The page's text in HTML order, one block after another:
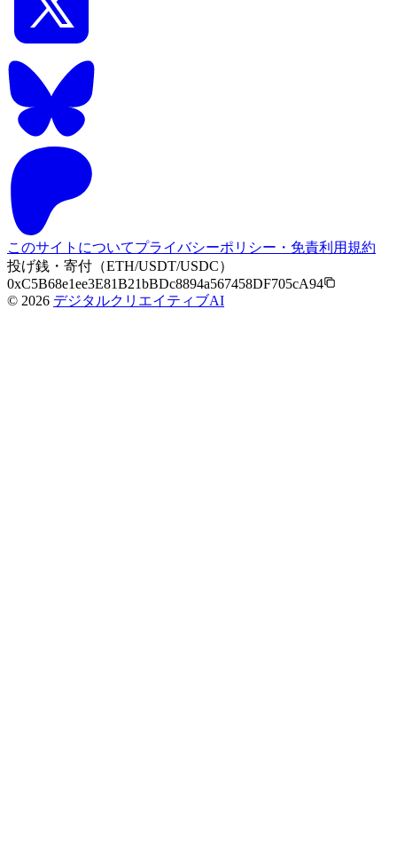
このサイトについてプライバシーポリシー・免責利用規約
投げ銭・寄付（ETH/USDT/USDC）
0xC5B68e1ee3E81B21bBDc8894a567458DF705cA94
© 2026 デジタルクリエイティブAI